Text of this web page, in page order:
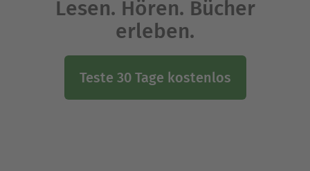
Lesen. Hören. Bücher
erleben.
Teste 30 Tage kostenlos